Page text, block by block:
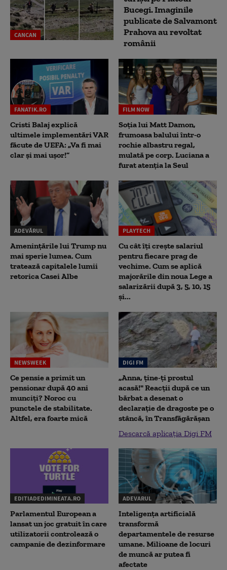
CANCAN
Bucegi. Imaginile
publicate de Salvamont
Prahova au revoltat
românii
FANATIK.RO
Cristi Balaj explică
ultimele implementări VAR
făcute de UEFA: „Va fi mai
clar și mai ușor!”
FILM NOW
Soția lui Matt Damon,
frumoasa balului într-o
rochie albastru regal,
mulată pe corp. Luciana a
furat atenția la Seul
ADEVĂRUL
Amenințările lui Trump nu
mai sperie lumea. Cum
tratează capitalele lumii
retorica Casei Albe
PLAYTECH
Cu cât îți crește salariul
pentru fiecare prag de
vechime. Cum se aplică
majorările din noua Lege a
salarizării după 3, 5, 10, 15
și...
NEWSWEEK
Ce pensie a primit un
pensionar după 40 ani
munciți? Noroc cu
punctele de stabilitate.
Altfel, era foarte mică
DIGI FM
„Anna, ţine-ţi prostul
acasă!" Reacţii după ce un
bărbat a desenat o
declaraţie de dragoste pe o
stâncă, în Transfăgărăşan
Descarcă aplicația Digi FM
EDITIADEDIMINEATA.RO
Parlamentul European a
lansat un joc gratuit în care
utilizatorii controlează o
campanie de dezinformare
ADEVARUL
Inteligența artificială
transformă
departamentele de resurse
umane. Milioane de locuri
de muncă ar putea fi
afectate